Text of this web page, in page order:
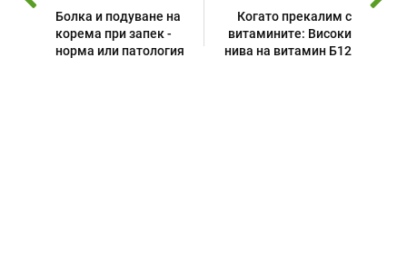
Болка и подуване на
корема при запек -
норма или патология
Когато прекалим с
витамините: Високи
нива на витамин Б12